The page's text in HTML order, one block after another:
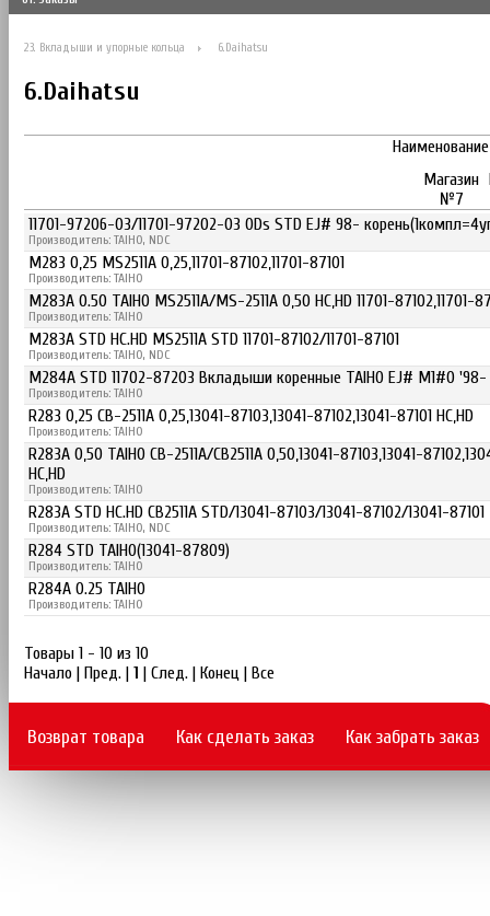
23. Вкладыши и упорные кольца 6.Daihatsu
6.Daihatsu
Наименование
Магазин
№7
11701-97206-03/11701-97202-03 ODs STD EJ# 98-
Производитель: TAIHO, NDC
M283 0,25 MS2511A 0,25,11701-87102,11701-87101
Производитель: TAIHO
M283A 0.50 TAIHO MS2511A/MS-2511A 0,50 HC,HD 11701-
Производитель: TAIHO
M283A STD HC.HD MS2511A STD 11701-87102/11701-87101
Производитель: TAIHO, NDC
M284A STD 11702-87203 Вкладыши коренные TAIHO EJ# M1#0 '98-
Производитель: TAIHO
R283 0,25 CB-2511A 0,25,13041-87103,13041-87102,13041-87101 HC,HD
Производитель: TAIHO
R283A 0,50 TAIHO CB-2511A/CB2511A 0,50,13041-87103,13041-
HC,HD
Производитель: TAIHO
R283A STD HC.HD CB2511A STD/13041-87103/13041-87102/13041-87101
Производитель: TAIHO, NDC
R284 STD TAIHO(13041-87809)
Производитель: TAIHO
R284A 0.25 TAIHO
Производитель: TAIHO
Товары 1 - 10 из 10
Начало | Пред. | 1 | След. | Конец | Все
Возврат товара Как сделать заказ Как забрать заказ